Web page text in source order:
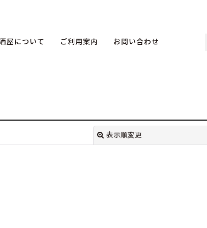
屋について ご利用案内 お問い合わせ
表示順変更